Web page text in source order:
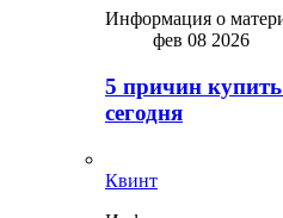
Информация о
фев 08 2026
5 причин
сегодня
Квинт